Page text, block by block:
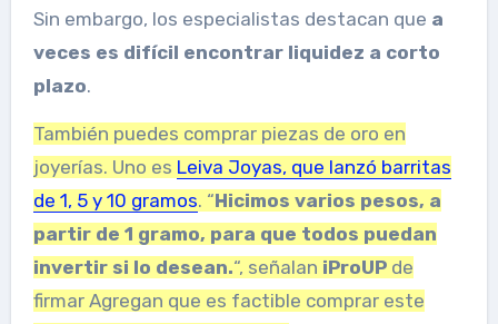
Sin embargo, los especialistas destacan que a
veces es difícil encontrar liquidez a corto
plazo.
También puedes comprar piezas de oro en
joyerías. Uno es Leiva Joyas, que lanzó barritas
de 1, 5 y 10 gramos. “Hicimos varios pesos, a
partir de 1 gramo, para que todos puedan
invertir si lo desean.“, señalan iProUPde
firmar Agregan que es factible comprar este